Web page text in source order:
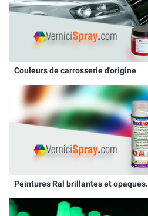
Couleurs de carrosserie d'origine
Peintures Ral brillantes et opaques.